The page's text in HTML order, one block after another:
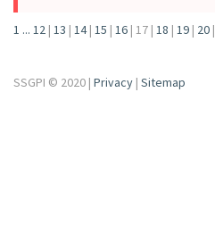
1 ... 12 | 13 | 14 | 15 | 16 | 17 | 18 | 19 | 20 |
SSGPI © 2020 | Privacy | Sitemap